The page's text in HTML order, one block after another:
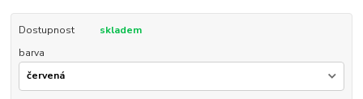
Dostupnost
skladem
barva